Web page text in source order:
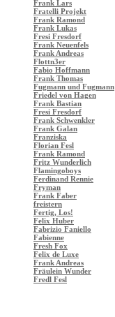
Frank Lars
Fratelli Projekt
Frank Ramond
Frank Lukas
Fresi Fresdorf
Frank Neuenfels
Frank Andreas
Flottn3er
Fabio Hoffmann
Frank Thomas
Fugmann und Fugmann
Friedel von Hagen
Frank Bastian
Fresi Fresdorf
Frank Schwenkler
Frank Galan
Franziska
Florian Fesl
Frank Ramond
Fritz Wunderlich
Flamingoboys
Ferdinand Rennie
Fryman
Frank Faber
freistern
Fertig, Los!
Felix Huber
Fabrizio Faniello
Fabienne
Fresh Fox
Felix de Luxe
Frank Andreas
Fräulein Wunder
Fredl Fesl